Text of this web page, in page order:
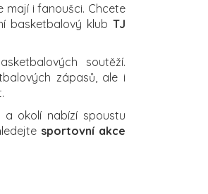
mají i fanoušci. Chcete
basketbalový klub TJ
soutěží.
zápasů, ale i
a okolí nabízí spoustu
sportovní akce